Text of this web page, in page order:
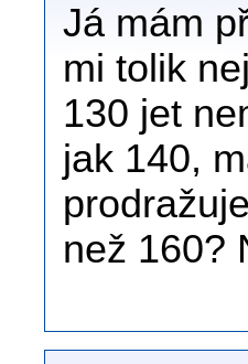
Já mám
mi tolik
130 jet
jak 140,
než 160?